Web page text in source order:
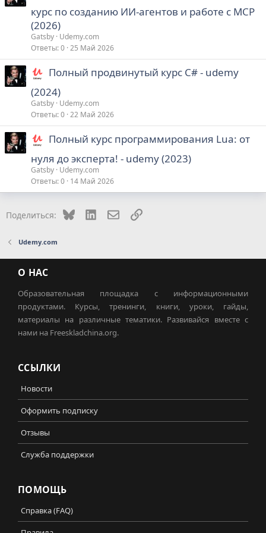
курс по созданию ИИ-агентов и работе с MCP
(2026)
Gatsby Udemy.com
Ответы 0 25 Май 2026
Полный продвинутый курс C# - udemy
(2024)
Gatsby Udemy.com
Ответы 0 22 Май 2026
Полный курс программирования Lua: от
нуля до эксперта! - udemy (2023)
Gatsby Udemy.com
Ответы 0 14 Май 2026
Поделиться: Bluesky LinkedInЭлектронная почта
Ссылка
Udemy.com
О НАС
Образовательная площадка с информационными
продуктами. Курсы, тренинги, книги, уроки, гайды,
материалы на различные тематики. Развивайся вместе с
нами на Freeskladchina.org.
ССЫЛКИ
Новости
Оформить подписку
Отзывы
Служба поддержки
ПОМОЩЬ
Справка (FAQ)